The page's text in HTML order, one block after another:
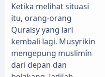
Ketika melihat situasi
itu, orang-orang
Quraisy yang lari
kembali lagi. Musyrikin
mengepung muslimin
dari depan dan